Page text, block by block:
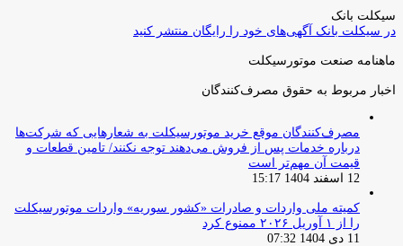
سیکلت بانک
در سیکلت بانک آگهی‌های خود را رایگان منتشر کنید
ماهنامه صنعت موتورسیکلت
اخبار مربوط به حقوق مصرف‌کنندگان
مصرف‌کنندگان موقع خرید موتورسیکلت به شعارهایی که شرکت‌ها
درباره خدمات پس از فروش می‌دهند توجه نکنند/ تامین قطعات و
قیمت آن مهم‌تر است
12 اسفند 1404 15:17
کمیته ملی واردات و صادرات «کشور سوریه» واردات موتورسیکلت
را از ۱ آوریل ۲۰۲۶ ممنوع کرد
11 دی 1404 07:32